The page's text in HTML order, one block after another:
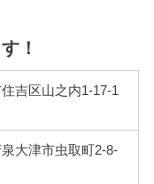
！
吉区山之内1-17-1
大津市虫取町2-8-